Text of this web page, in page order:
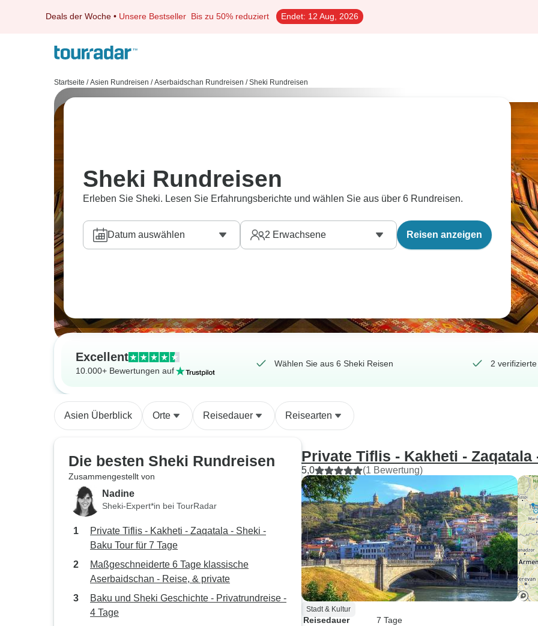
Deals der Woche • Unsere Bestseller Bis zu 50% reduziert Endet: 12 Aug, 2026
Startseite / Asien Rundreisen / Aserbaidschan Rundreisen / Sheki Rundreisen
Sheki Rundreisen
Erleben Sie Sheki. Lesen Sie Erfahrungsberichte und wählen Sie aus über 6 Rundreisen.
Datum auswählen 2 Erwachsene Reisen anzeigen
Excellent
10.000+ Bewertungen auf
Wählen Sie aus 6 Sheki Reisen 2
Asien Überblick Orte Reisedauer Reisearten
Die besten Sheki Rundreisen
Zusammengestellt von
Nadine
Sheki-Expert*in bei TourRadar
Private Tiflis - Kakheti - Zaqatala - Sheki -
Baku Tour für 7 Tage
Maßgeschneiderte 6 Tage klassische
Aserbaidschan - Reise, & private
Baku und Sheki Geschichte - Privatrundreise -
4 Tage
Private Tiflis - Kakheti - Zaqatala
5,0 (1 Bewertung)
Stadt & Kultur
Reisedauer
7 Tage